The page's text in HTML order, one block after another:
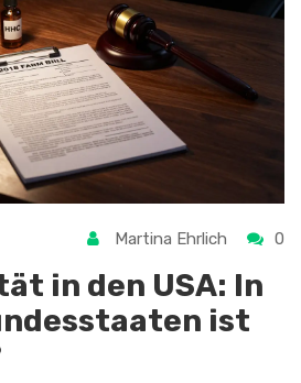
Martina Ehrlich 0
in den USA: In
ist